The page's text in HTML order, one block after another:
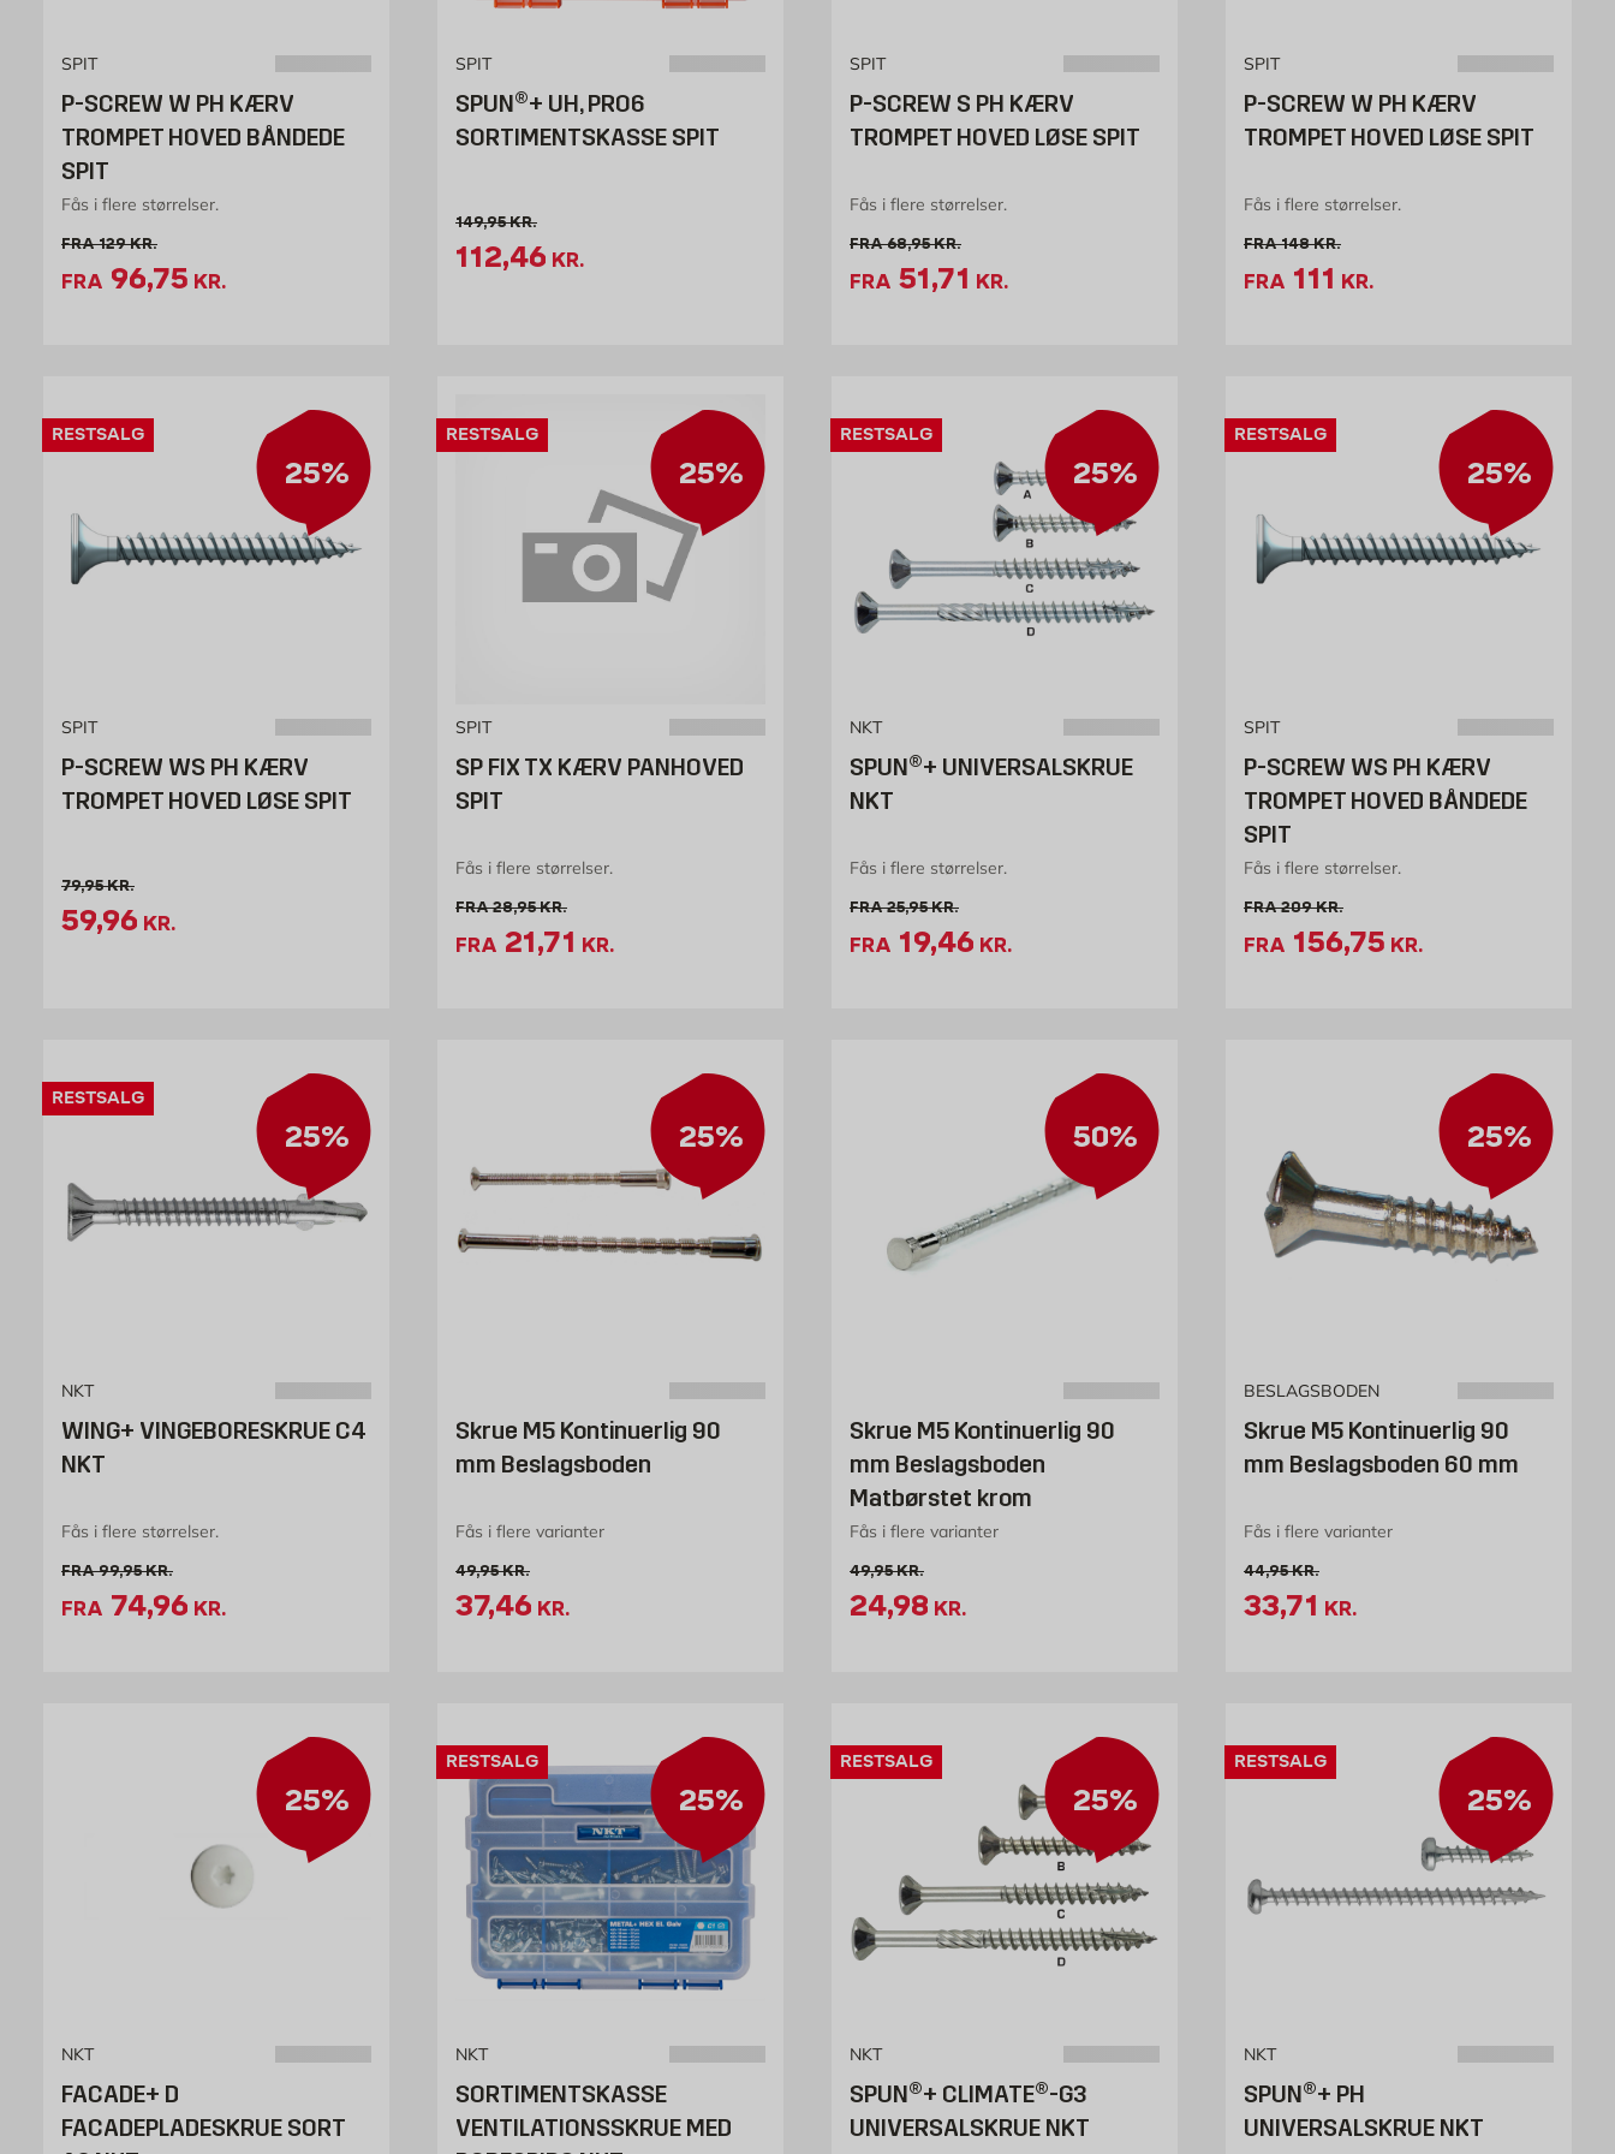
SPIT
P-SCREW W PH KÆRV
TROMPET HOVED BÅNDEDE
SPIT
Fås i flere størrelser.
FRAGammel pris 129 kr. /stk
129KR.
FRA Tilbudspris 96.75 kr. /stk
96,75 KR.
SPIT
SPUN®+ UH, PRO6
SORTIMENTSKASSE SPIT
Gammel pris 149.95 kr. /stk
149,95KR.
Tilbudspris 112.46 kr. /stk
112,46 KR.
SPIT
P-SCREW S PH KÆRV
TROMPET HOVED LØSE SPIT
Fås i flere størrelser.
FRAGammel pris 68.95 kr. /stk
68,95KR.
FRA Tilbudspris 51.71 kr. /stk
51,71 KR.
SPIT
P-SCREW W PH KÆRV
TROMPET HOVED LØSE SPIT
Fås i flere størrelser.
FRAGammel pris 148 kr. /stk
148KR.
FRA Tilbudspris 111 kr. /
111 KR.
25%
RESTSALG
SPIT
P-SCREW WS PH KÆRV
TROMPET HOVED LØSE SPIT
Gammel pris 79.95 kr. /stk
79,95KR.
Tilbudspris 59.96 kr. /stk
59,96 KR.
25%
RESTSALG
SPIT
SP FIX TX KÆRV PANHOVED
SPIT
Fås i flere størrelser.
FRAGammel pris 28.95 kr. /stk
28,95KR.
FRA Tilbudspris 21.71 kr. /stk
21,71 KR.
25%
RESTSALG
NKT
SPUN®+ UNIVERSALSKRUE
NKT
Fås i flere størrelser.
FRAGammel pris 25.95 kr. /stk
25,95KR.
FRA Tilbudspris 19.46 kr. /stk
19,46 KR.
25%
RESTSALG
SPIT
P-SCREW WS PH KÆRV
TROMPET HOVED BÅNDEDE
SPIT
Fås i flere størrelser.
FRAGammel pris 209 kr. /stk
209KR.
FRA Tilbudspris 156.75
156,75 KR.
25%
RESTSALG
NKT
WING+ VINGEBORESKRUE C4
NKT
Fås i flere størrelser.
FRAGammel pris 99.95 kr. /stk
99,95KR.
FRA Tilbudspris 74.96 kr. /stk
74,96 KR.
25%
Skrue M5 Kontinuerlig 90
mm Beslagsboden
Fås i flere varianter
Gammel pris 49.95 kr. /stk
49,95KR.
Tilbudspris 37.46 kr. /stk
37,46 KR.
50%
Skrue M5 Kontinuerlig 90
mm Beslagsboden
Matbørstet krom
Fås i flere varianter
Gammel pris 49.95 kr. /stk
49,95KR.
Tilbudspris 24.98 kr. /stk
24,98 KR.
25%
BESLAGSBODEN
Skrue M5 Kontinuerlig 90
mm Beslagsboden 60 mm
Fås i flere varianter
Gammel pris 44.95 kr. /stk
44,95KR.
Tilbudspris 33.71 kr. /stk
33,71 KR.
25%
NKT
FACADE+ D
FACADEPLADESKRUE SORT
25%
RESTSALG
NKT
SORTIMENTSKASSE
VENTILATIONSSKRUE MED
25%
RESTSALG
NKT
SPUN®+ CLIMATE®-G3
UNIVERSALSKRUE NKT
25%
RESTSALG
NKT
SPUN®+ PH
UNIVERSALSKRUE NKT